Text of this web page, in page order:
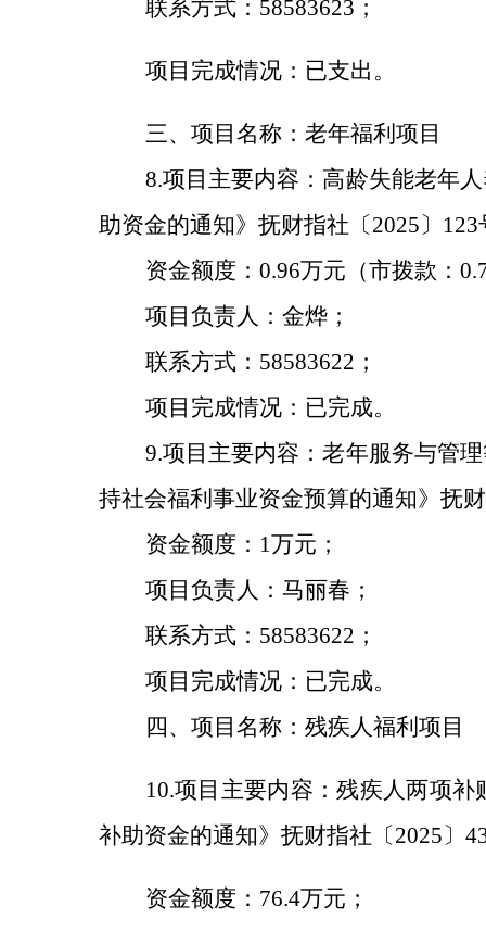
联系方式： 58583623；
项目完成情况：已支出 。
三、项目名称：老年福利项目
8.项目主要内容：高龄失能老年
助资金的通知》抚财指社〔2025〕
资金额度： 0.96万元（市拨款：
项目负责人：金烨；
联系方式： 58583622；
项目 完成情况：已完成。
9.项目主要内容：老年服务与管
持社会福利事业资金预算的通知》抚
资金额度： 1万元；
项目负责人： 马丽春 ；
联系方式： 58583622；
项目完成情况：已完成。
四、项目名称：残疾人福利项目
10.项目主要内容 ：残疾人两项
补助资金的通知》抚财指社〔2025〕
资金额度： 76.4万元；